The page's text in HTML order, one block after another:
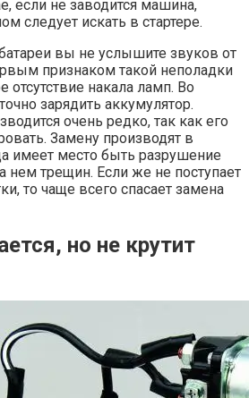
если не заводится машина,
следует искать в стартере.
вы не услышите звуков от
признаком такой неполадки
отсутствие накала ламп. Во
зарядить аккумулятор.
очень редко, так как его
Замену производят в
имеет место быть разрушение
нем трещин. Если же не поступает
то чаще всего спасает замена
но не крутит